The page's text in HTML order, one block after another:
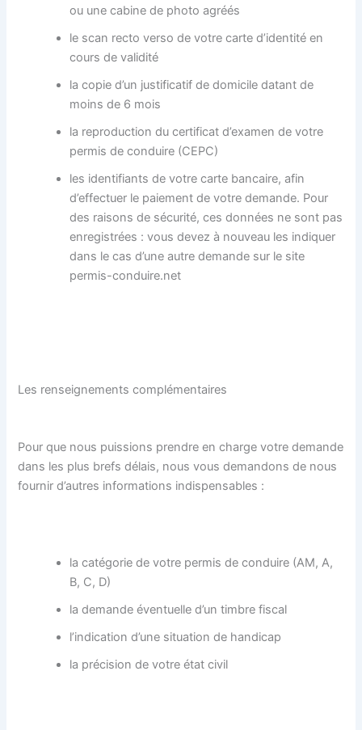
ou une cabine de photo agréés
le scan recto verso de votre carte d’identité en
cours de validité
la copie d’un justificatif de domicile datant de
moins de 6 mois
la reproduction du certificat d’examen de votre
permis de conduire (CEPC)
les identifiants de votre carte bancaire, afin
d’effectuer le paiement de votre demande. Pour
des raisons de sécurité, ces données ne sont pas
enregistrées : vous devez à nouveau les indiquer
dans le cas d’une autre demande sur le site
permis-conduire.net
Les renseignements complémentaires
Pour que nous puissions prendre en charge votre demande
dans les plus brefs délais, nous vous demandons de nous
fournir d’autres informations indispensables :
la catégorie de votre permis de conduire (AM, A,
B, C, D)
la demande éventuelle d’un timbre fiscal
l’indication d’une situation de handicap
la précision de votre état civil